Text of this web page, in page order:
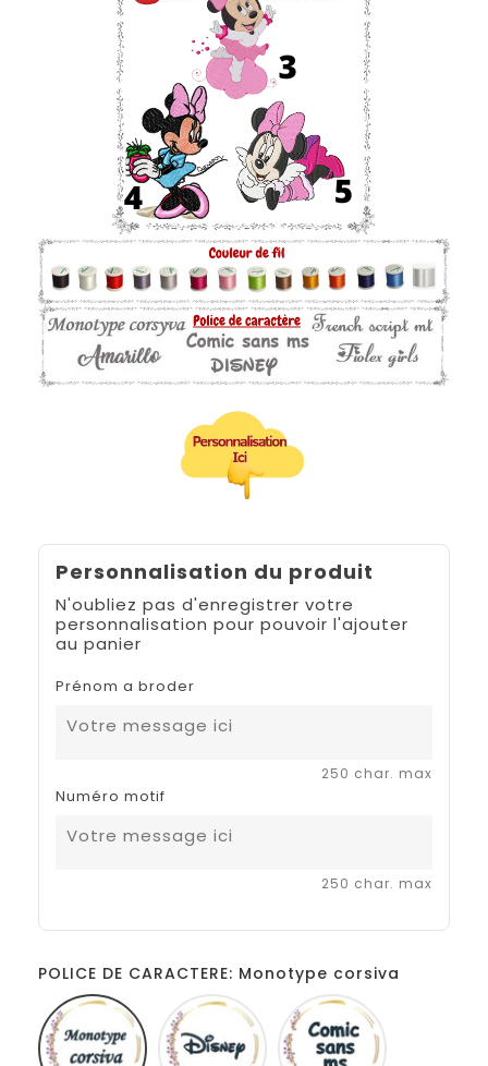
Personnalisation du produit
N'oubliez pas d'enregistrer votre
personnalisation pour pouvoir l'ajouter
au panier
Prénom a broder
250 char. max
Numéro motif
250 char. max
POLICE DE CARACTERE: Monotype corsiva
Monotype
corsiva
Disney